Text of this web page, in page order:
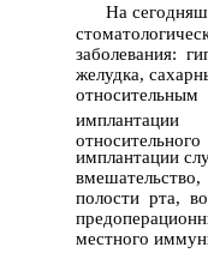
На
заболевания:
желудка,
относительным
имплантации
относительного
имплантации
полости рта,
местного